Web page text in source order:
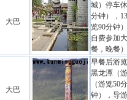
大巴
城）停车
分钟），
览90分钟
自费参加
餐，晚餐）
大巴
早餐后游
黑龙潭（
（游览50
钟），导